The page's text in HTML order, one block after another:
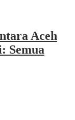
Aceh
Semua